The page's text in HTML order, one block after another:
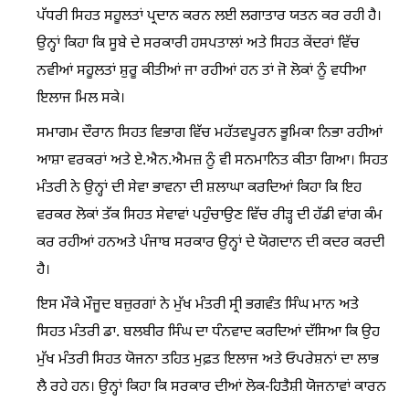
ਪੱਧਰੀ ਸਿਹਤ ਸਹੂਲਤਾਂ ਪ੍ਰਦਾਨ ਕਰਨ ਲਈ ਲਗਾਤਾਰ ਯਤਨ ਕਰ ਰਹੀ ਹੈ।
ਉਨ੍ਹਾਂ ਕਿਹਾ ਕਿ ਸੂਬੇ ਦੇ ਸਰਕਾਰੀ ਹਸਪਤਾਲਾਂ ਅਤੇ ਸਿਹਤ ਕੇਂਦਰਾਂ ਵਿੱਚ
ਨਵੀਆਂ ਸਹੂਲਤਾਂ ਸ਼ੁਰੂ ਕੀਤੀਆਂ ਜਾ ਰਹੀਆਂ ਹਨ ਤਾਂ ਜੋ ਲੋਕਾਂ ਨੂੰ ਵਧੀਆ
ਇਲਾਜ ਮਿਲ ਸਕੇ।
ਸਮਾਗਮ ਦੌਰਾਨ ਸਿਹਤ ਵਿਭਾਗ ਵਿੱਚ ਮਹੱਤਵਪੂਰਨ ਭੂਮਿਕਾ ਨਿਭਾ ਰਹੀਆਂ
ਆਸ਼ਾ ਵਰਕਰਾਂ ਅਤੇ ਏ.ਐਨ.ਐਮਜ਼ ਨੂੰ ਵੀ ਸਨਮਾਨਿਤ ਕੀਤਾ ਗਿਆ। ਸਿਹਤ
ਮੰਤਰੀ ਨੇ ਉਨ੍ਹਾਂ ਦੀ ਸੇਵਾ ਭਾਵਨਾ ਦੀ ਸ਼ਲਾਘਾ ਕਰਦਿਆਂ ਕਿਹਾ ਕਿ ਇਹ
ਵਰਕਰ ਲੋਕਾਂ ਤੱਕ ਸਿਹਤ ਸੇਵਾਵਾਂ ਪਹੁੰਚਾਉਣ ਵਿੱਚ ਰੀੜ੍ਹ ਦੀ ਹੱਡੀ ਵਾਂਗ ਕੰਮ
ਕਰ ਰਹੀਆਂ ਹਨਅਤੇ ਪੰਜਾਬ ਸਰਕਾਰ ਉਨ੍ਹਾਂ ਦੇ ਯੋਗਦਾਨ ਦੀ ਕਦਰ ਕਰਦੀ
ਹੈ।
ਇਸ ਮੌਕੇ ਮੌਜੂਦ ਬਜ਼ੁਰਗਾਂ ਨੇ ਮੁੱਖ ਮੰਤਰੀ ਸ੍ਰੀ ਭਗਵੰਤ ਸਿੰਘ ਮਾਨ ਅਤੇ
ਸਿਹਤ ਮੰਤਰੀ ਡਾ. ਬਲਬੀਰ ਸਿੰਘ ਦਾ ਧੰਨਵਾਦ ਕਰਦਿਆਂ ਦੱਸਿਆ ਕਿ ਉਹ
ਮੁੱਖ ਮੰਤਰੀ ਸਿਹਤ ਯੋਜਨਾ ਤਹਿਤ ਮੁਫ਼ਤ ਇਲਾਜ ਅਤੇ ਓਪਰੇਸ਼ਨਾਂ ਦਾ ਲਾਭ
ਲੈ ਰਹੇ ਹਨ। ਉਨ੍ਹਾਂ ਕਿਹਾ ਕਿ ਸਰਕਾਰ ਦੀਆਂ ਲੋਕ-ਹਿਤੈਸ਼ੀ ਯੋਜਨਾਵਾਂ ਕਾਰਨ